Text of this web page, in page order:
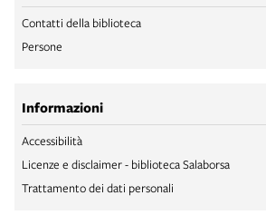
Contatti della biblioteca
Persone
Informazioni
Accessibilità
Licenze e disclaimer - biblioteca Salaborsa
Trattamento dei dati personali